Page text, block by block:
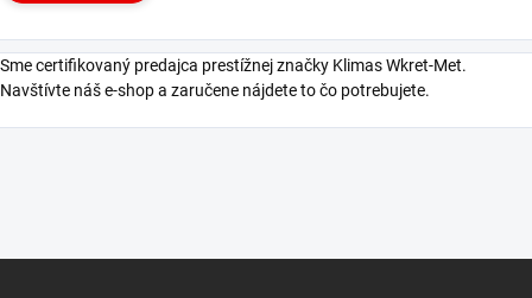
Sme certifikovaný predajca prestížnej značky Klimas Wkret-Met.
Navštívte náš e-shop a zaručene nájdete to čo potrebujete.